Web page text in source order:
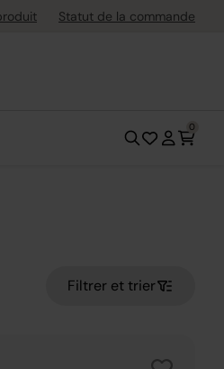
Statut de la commande
0
Filtrer et trier